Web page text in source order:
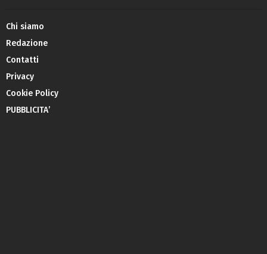
Chi siamo
Redazione
Contatti
Privacy
Cookie Policy
PUBBLICITA’